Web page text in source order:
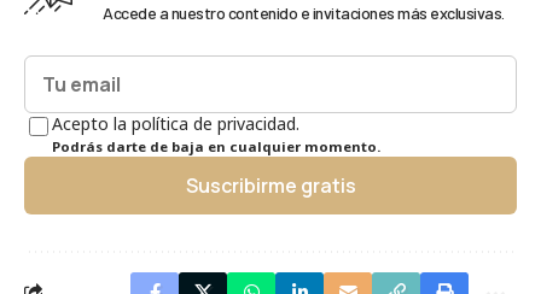
Accede a nuestro contenido e invitaciones más exclusivas.
Acepto la política de privacidad.
Podrás darte de baja en cualquier momento.
Suscribirme gratis